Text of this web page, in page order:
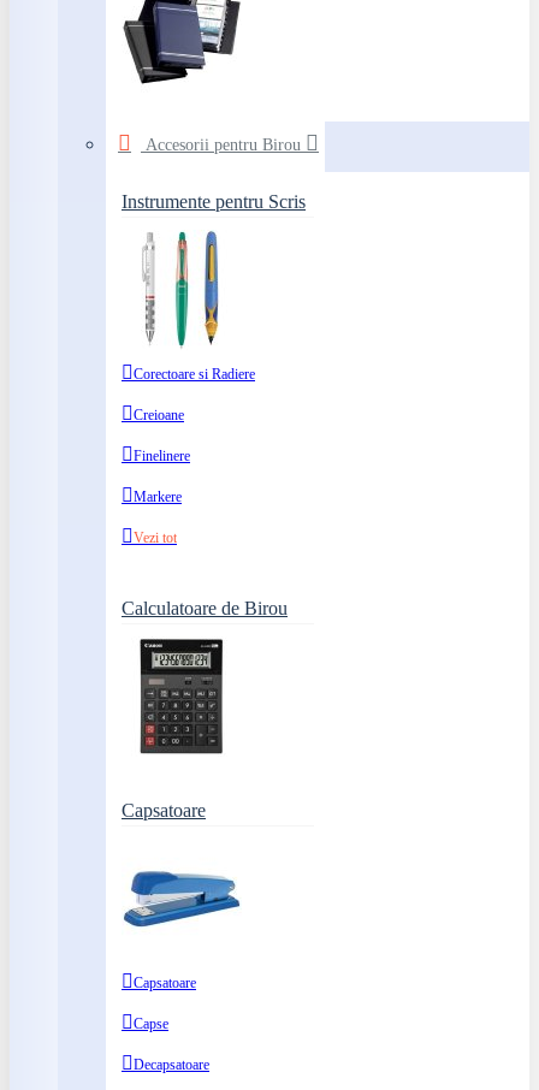
Accesorii pentru Birou
Instrumente pentru Scris
Corectoare si Radiere
Creioane
Finelinere
Markere
Vezi tot
Calculatoare de Birou
Capsatoare
Capsatoare
Capse
Decapsatoare